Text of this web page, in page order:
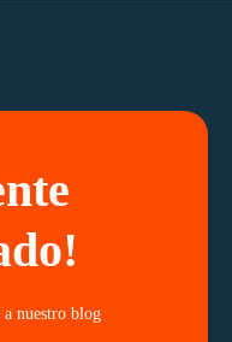
nuestro blog